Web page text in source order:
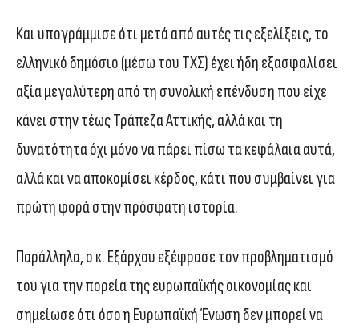
Και υπογράμμισε ότι μετά από αυτές τις εξελίξεις, το
ελληνικό δημόσιο (μέσω του ΤΧΣ) έχει ήδη εξασφαλίσει
αξία μεγαλύτερη από τη συνολική επένδυση που είχε
κάνει στην τέως Τράπεζα Αττικής, αλλά και τη
δυνατότητα όχι μόνο να πάρει πίσω τα κεφάλαια αυτά,
αλλά και να αποκομίσει κέρδος, κάτι που συμβαίνει για
πρώτη φορά στην πρόσφατη ιστορία.
Παράλληλα, ο κ. Εξάρχου εξέφρασε τον προβληματισμό
του για την πορεία της ευρωπαϊκής οικονομίας και
σημείωσε ότι όσο η Ευρωπαϊκή Ένωση δεν μπορεί να